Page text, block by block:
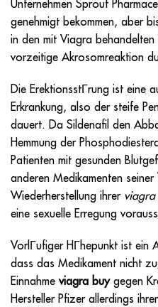
Unternehmen Sprout
genehmigt bekommen, aber
in den mit Viagra behandelten
vorzeitige Akrosomreaktion
Die ErektionsstГrung ist eine
Erkrankung, also der steife
dauert. Da Sildenafil den
Hemmung der
Patienten mit gesunden
anderen Medikamenten seiner
Wiederherstellung ihrer viagra
eine sexuelle Erregung
VorlГufiger HГhepunkt ist ein
dass das Medikament nicht
Einnahmeviagra buygegen
Hersteller Pfizer allerdings